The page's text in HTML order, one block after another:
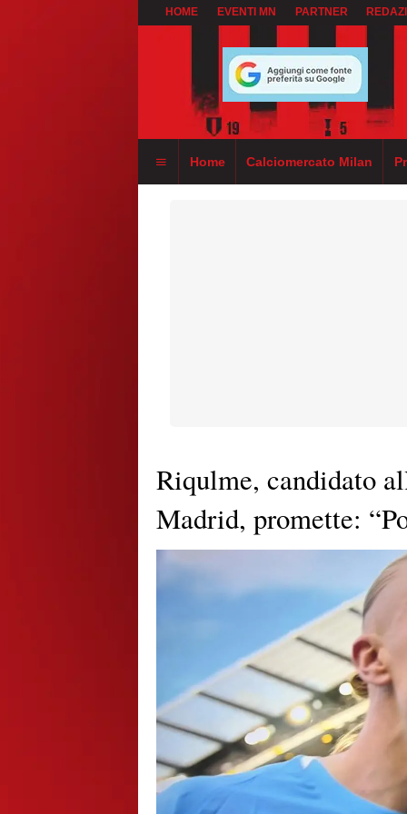
HOME EVENTI MN PARTNER
Home Calciomercato Milan
Riqulme, candidato
Madrid, promette: